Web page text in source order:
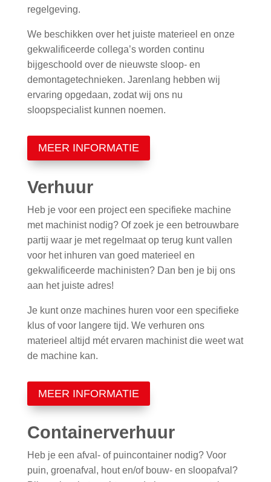
regelgeving.
We beschikken over het juiste materieel en onze
gekwalificeerde collega’s worden continu
bijgeschoold over de nieuwste sloop- en
demontagetechnieken. Jarenlang hebben wij
ervaring opgedaan, zodat wij ons nu
sloopspecialist kunnen noemen.
MEER INFORMATIE
Verhuur
Heb je voor een project een specifieke machine
met machinist nodig? Of zoek je een betrouwbare
partij waar je met regelmaat op terug kunt vallen
voor het inhuren van goed materieel en
gekwalificeerde machinisten? Dan ben je bij ons
aan het juiste adres!
Je kunt onze machines huren voor een specifieke
klus of voor langere tijd. We verhuren ons
materieel altijd mét ervaren machinist die weet wat
de machine kan.
MEER INFORMATIE
Containerverhuur
Heb je een afval- of puincontainer nodig? Voor
puin, groenafval, hout en/of bouw- en sloopafval?